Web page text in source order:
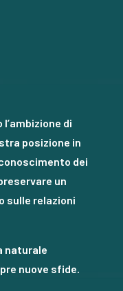
di
posizione in
dei
un
sulle relazioni
naturale
nuove sfide.